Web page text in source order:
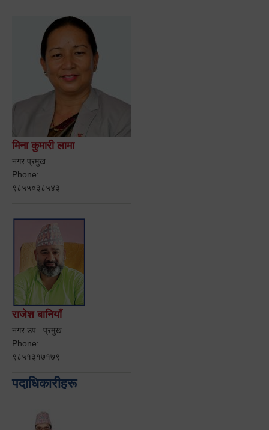
मिना कुमारी लामा
नगर प्रमुख
Phone:
९८५५०३८५४३
राजेश बानियाँ
नगर उप– प्रमुख
Phone:
९८५१३१७१७९
पदाधिकारीहरू